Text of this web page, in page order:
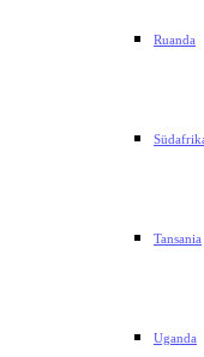
Ruanda
Tansania
Uganda